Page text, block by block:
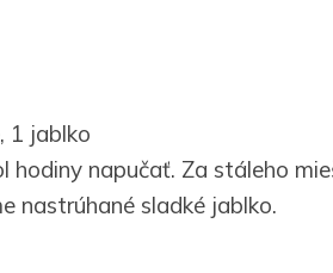
1 jablko
hodiny napučať. Za stáleho
nastrúhané sladké jablko.